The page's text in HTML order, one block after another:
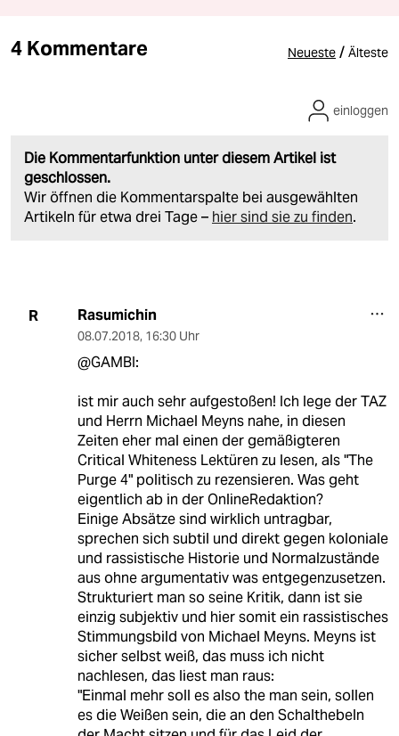
4 Kommentare Neueste / Älteste
Die Kommentarfunktion unter diesem Artikel ist
geschlossen.
Wir öffnen die Kommentarspalte bei ausgewählten
Artikeln für etwa drei Tage – hier sind sie zu finden.
einloggen
R Rasumichin
08.07.2018, 16:30 Uhr
@GAMBI:
ist mir auch sehr aufgestoßen! Ich lege der TAZ
und Herrn Michael Meyns nahe, in diesen
Zeiten eher mal einen der gemäßigteren
Critical Whiteness Lektüren zu lesen, als "The
Purge 4" politisch zu rezensieren. Was geht
eigentlich ab in der OnlineRedaktion?
Einige Absätze sind wirklich untragbar,
sprechen sich subtil und direkt gegen koloniale
und rassistische Historie und Normalzustände
aus ohne argumentativ was entgegenzusetzen.
Strukturiert man so seine Kritik, dann ist sie
einzig subjektiv und hier somit ein rassistisches
Stimmungsbild von Michael Meyns. Meyns ist
sicher selbst weiß, das muss ich nicht
nachlesen, das liest man raus:
"Einmal mehr soll es also the man sein, sollen
es die Weißen sein, die an den Schalthebeln